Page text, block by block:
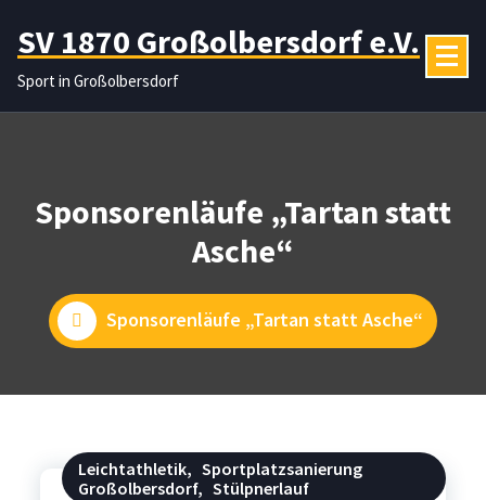
Inhalt
springen
SV 1870 Großolbersdorf e.V.
Sport in Großolbersdorf
Sponsorenläufe „Tartan statt
Asche“
Sponsorenläufe „Tartan statt Asche“
Leichtathletik, Sportplatzsanierung
Großolbersdorf, Stülpnerlauf